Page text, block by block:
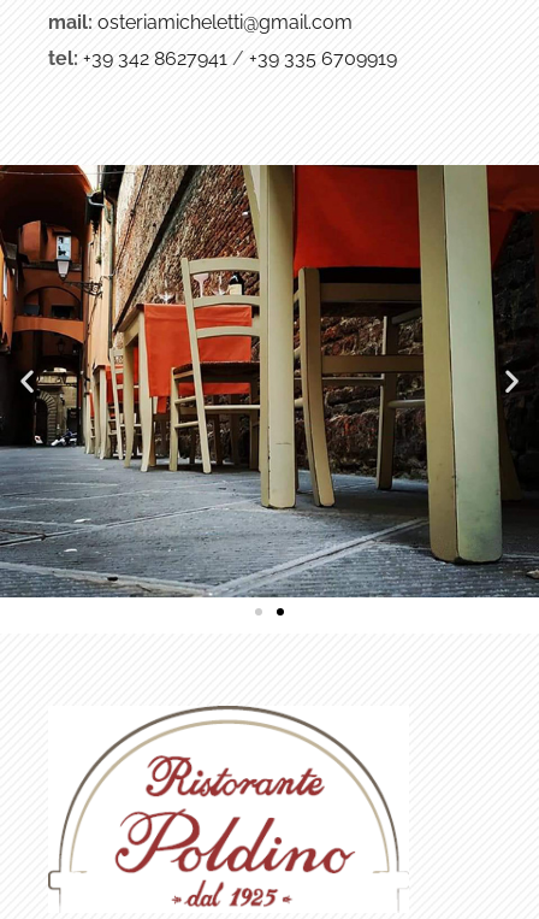
mail: osteriamicheletti@gmail.com
tel: +39 342 8627941 / +39 335 6709919